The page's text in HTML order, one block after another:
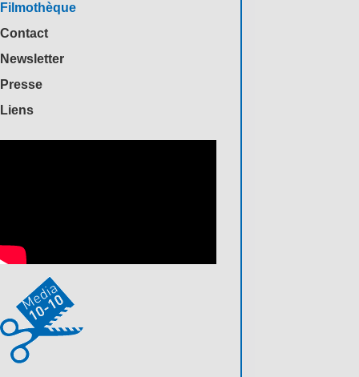
Filmothèque
Contact
Newsletter
Presse
Liens